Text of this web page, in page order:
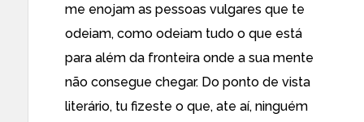
me enojam as pessoas vulgares que te
odeiam, como odeiam tudo o que está
para além da fronteira onde a sua mente
não consegue chegar. Do ponto de vista
literário, tu fizeste o que, ate aí, ninguém